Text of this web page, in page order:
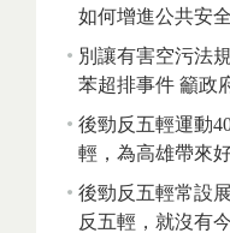
如何增進公共安
別讓有害空污法
苯超排事件 籲政
後勁反五輕運動
輕，為高雄帶來
後勁反五輕常設
反五輕，就沒有